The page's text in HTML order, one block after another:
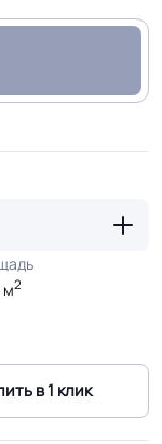
м2
в 1 клик